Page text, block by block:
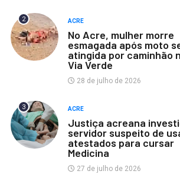
2 ACRE
No Acre, mulher morre
esmagada após moto
atingida por caminhão
Via Verde
28 de julho de 2026
3 ACRE
Justiça acreana
servidor suspeito de
atestados para cursar
Medicina
27 de julho de 2026